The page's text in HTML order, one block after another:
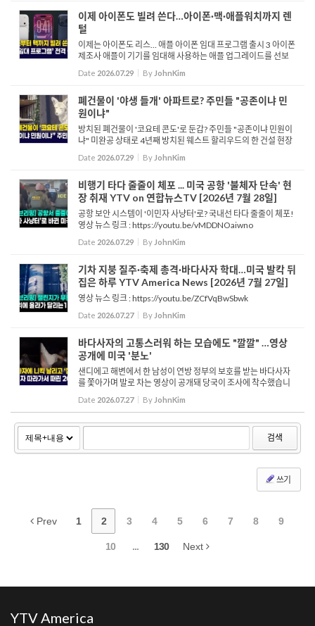
이제 아이폰도 빌려 쓴다…아이폰·맥·애플워치까지 렌
털
이제는 아이폰도 리스… 애플 아이폰 임대 프로그램 출시 3 아이폰
제조사 애플이 기기를 임대해 사용하는 애플 업그레이드를 선보
입니다. 애플 사가 오늘 발표한 내용을 살펴보면 아이폰과 애플 워
치는 12개월에서 24개월...
Date 2026.07.29 By JohnKim
폐건물이 '야생 들개' 아파트로? 주민들 "공존이냐 민
원이냐"
방치된 폐건물이 '코요테 콘도'로 둔갑? 주민들 "공존이냐 민원이
냐" 미완공 상태로 4년째 방치된 웨스트 할리우드의 한 건설 현장
에 코요테 무리가 들어서면서 주민들의 걱정과 관심이 이어지고
있습니다. 주민들은 코요테들이 낮에는 주택가를 배회...
Date 2026.07.29 By JohnKim
비행기 타다 줄줄이 체포 ... 미국 공항 '불체자 단속' 현
장 취재 YTV on 연합뉴스TV [2026년 7월 28일]
공항 보안 시스템이 '이민자 사냥터'로? 국내선 타다 줄줄이 체포!
영상 뉴스 링크 : https://youtu.be/vMDDNOaiwno
Date 2026.07.29 By JohnKim
기차 지붕 질주·축제 총격·바다사자 학대…미국 발칵 뒤
집은 하루 YTV America News [2026년 7월 27일]
영상 뉴스 링크 : https://youtu.be/ZCfVqBwSbwk
Date 2026.07.27 By JohnKim
바다사자의 고통스러워 하는 모습에도 "깔깔" …영상
공개에 미국 '분노'
샌디에고 해변에서 한 남성이 연방 정부의 보호를 받는 바다사자
를 쫓아가며 발로 차는 영상이 공개돼 당국이 조사에 착수했습니
다. 연방 국립해양대기청은 현재 영상 속 인물을 추적 중이며, 해양
포유류보호법 위반 혐의로 해당 사건을 면밀히 수사하고 있다...
Date 2026.07.27 By JohnKim
검색
쓰기
Prev 1 2 3 4 5 6 7 8 9
10 ... 130 Next
YTV America